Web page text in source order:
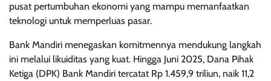
pusat pertumbuhan ekonomi yang mampu memanfaatkan
teknologi untuk memperluas pasar.
Bank Mandiri menegaskan komitmennya mendukung langkah
ini melalui likuiditas yang kuat. Hingga Juni 2025, Dana Pihak
Ketiga (DPK) Bank Mandiri tercatat Rp 1.459,9 triliun, naik 11,2